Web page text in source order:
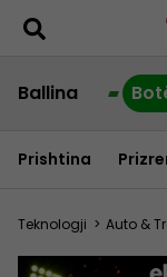
Ballina
Prishtina
Teknologji > Auto &